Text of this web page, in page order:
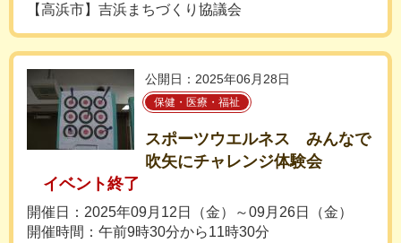
【高浜市】吉浜まちづくり協議会
公開日：2025年06月28日
保健・医療・福祉
スポーツウエルネス みんなで
吹矢にチャレンジ体験会
イベント終了
開催日：2025年09月12日（金）～09月26日（金）
開催時間：午前9時30分から11時30分